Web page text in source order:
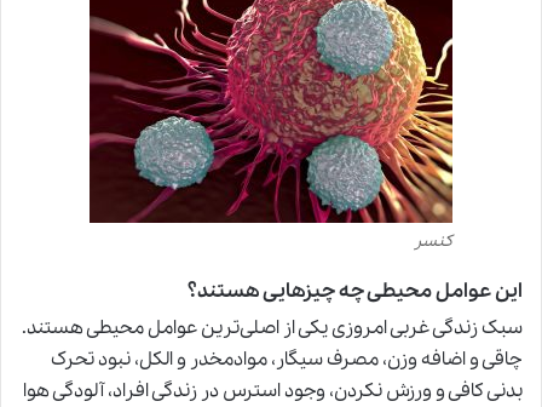
کنسر
این عوامل محیطی چه چیزهایی هستند؟
سبک زندگی غربی امروزی یکی از اصلی‌ترین عوامل محیطی هستند.
چاقی و اضافه وزن، مصرف سیگار، موادمخدر و الکل، نبود تحرک
بدنی کافی و ورزش نکردن، وجود استرس در زندگی افراد، آلودگی هوا